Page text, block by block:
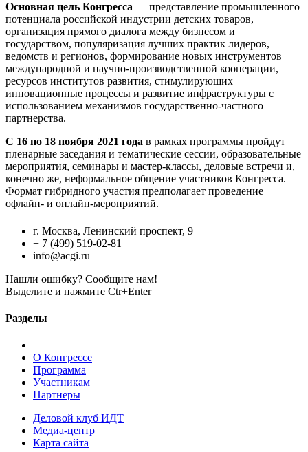
Основная цель Конгресса — представление промышленного
потенциала российской индустрии детских товаров,
организация прямого диалога между бизнесом и
государством, популяризация лучших практик лидеров,
ведомств и регионов, формирование новых инструментов
международной и научно-производственной кооперации,
ресурсов институтов развития, стимулирующих
инновационные процессы и развитие инфраструктуры с
использованием механизмов государственно-частного
партнерства.
С 16 по 18 ноября 2021 года в рамках программы пройдут
пленарные заседания и тематические сессии, образовательные
мероприятия, семинары и мастер-классы, деловые встречи и,
конечно же, неформальное общение участников Конгресса.
Формат гибридного участия предполагает проведение
офлайн- и онлайн-мероприятий.
г. Москва, Ленинский проспект, 9
+ 7 (499) 519-02-81
info@acgi.ru
Нашли ошибку? Сообщите нам!
Выделите и нажмите Ctr+Enter
Разделы
О Конгрессе
Программа
Участникам
Партнеры
Деловой клуб ИДТ
Медиа-центр
Карта сайта